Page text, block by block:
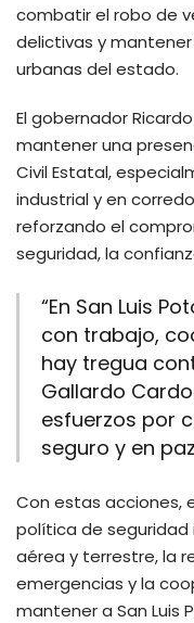
combatir el robo de
delictivas y
urbanas del estado.
El gobernador
mantener una
Civil Estatal,
industrial y en
reforzando el
seguridad, la
“En San Luis
con trabajo,
hay tregua
Gallardo
esfuerzos por
seguro y en
Con estas acciones,
política de seguridad
aérea y terrestre, la
emergencias y la
mantener a San Luis